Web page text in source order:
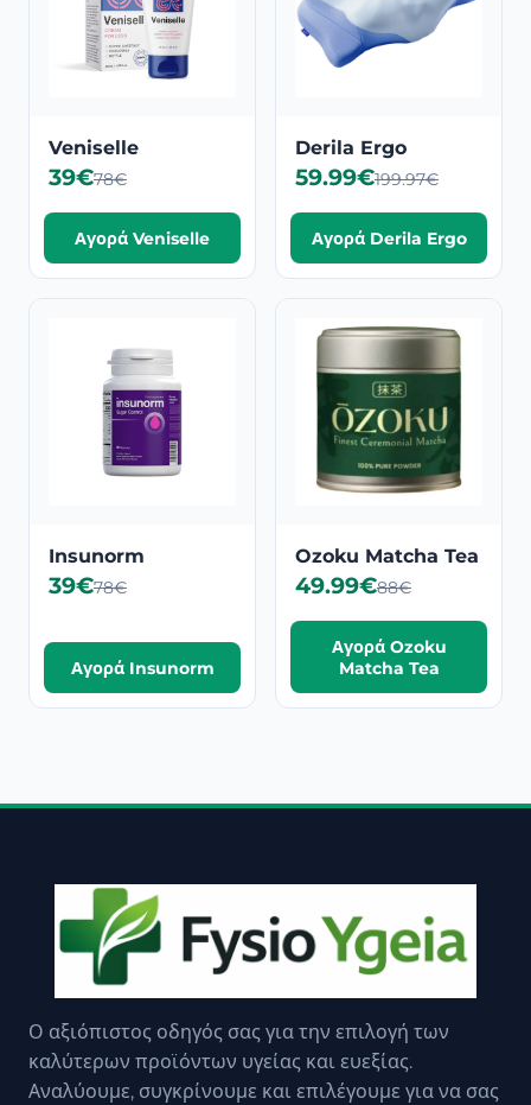
Veniselle
39€78€
Αγορά Veniselle
Derila Ergo
59.99€199.97€
Αγορά Derila Ergo
Insunorm
39€78€
Αγορά Insunorm
Ozoku Matcha Tea
49.99€88€
Αγορά Ozoku
Matcha Tea
Ο αξιόπιστος οδηγός σας για την επιλογή των
καλύτερων προϊόντων υγείας και ευεξίας.
Αναλύουμε, συγκρίνουμε και επιλέγουμε για να σας